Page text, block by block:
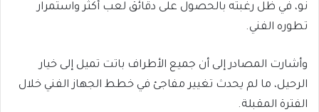
نو، في ظل رغبته بالحصول على دقائق لعب أكثر واستمرار
تطوره الفني.
وأشارت المصادر إلى أن جميع الأطراف باتت تميل إلى خيار
الرحيل، ما لم يحدث تغيير مفاجئ في خطط الجهاز الفني خلال
الفترة المقبلة.